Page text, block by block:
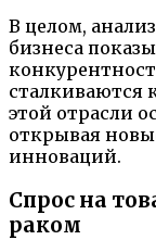
В целом,
бизнеса
сталкиваются
этой отрасли
открывая
инноваций.
Спрос на
раком